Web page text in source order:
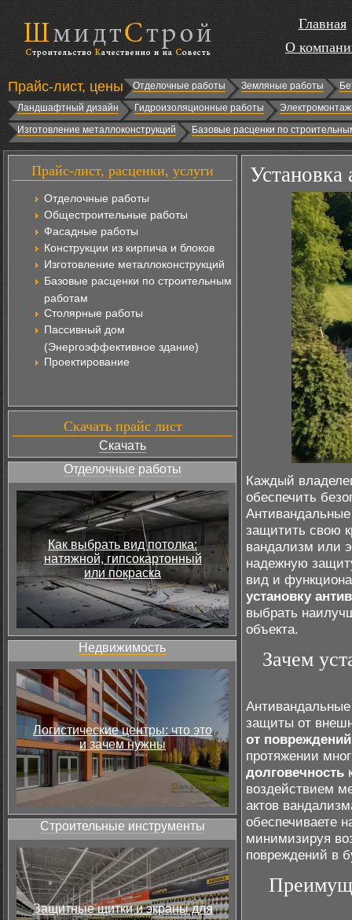
Главная
О
Прайс-лист, цены Отделочные работы Земляные работы
Ландшафтный дизайн
Гидроизоляционные работы
Изготовление металлоконструкций
Базовые расценки по
Прайс-лист, расценки, услуги
Отделочные работы
Общестроительные работы
Фасадные работы
Конструкции из кирпича и блоков
Изготовление металлоконструкций
Базовые расценки по строительным
работам
Столярные работы
Пассивный дом
(Энергоэффективное здание)
Проектирование
Скачать прайс лист
Скачать
Отделочные работы
Как выбрать вид потолка:
натяжной, гипсокартонный
или покраска
Недвижимость
Логистические центры: что это
и зачем нужны
Строительные инструменты
Защитные щитки и экраны для
Каждый
обеспечить
защитить свою
вандализм или
надежную
вид и
установку
выбрать
объекта.
Зачем
защиты от
от повреждений
протяжении
долговечность
воздействием
актов
обеспечиваете
минимизируя
повреждений в